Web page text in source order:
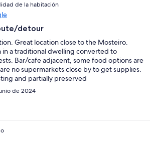
de la habitación
detour
Great location close to the Mosteiro.
a traditional dwelling converted to
Bar/cafe adjacent, some food options are
no supermarkets close by to get supplies.
and partially preserved
de 2024